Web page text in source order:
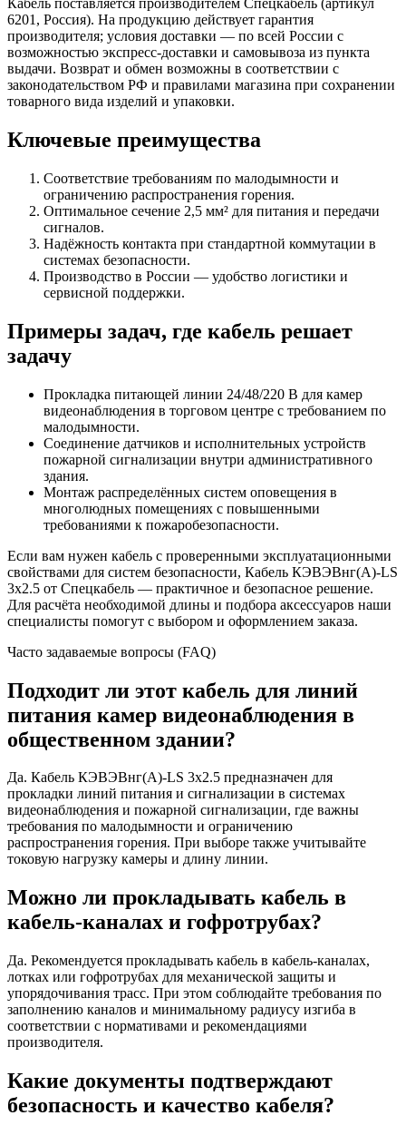
Кабель поставляется производителем Спецкабель (артикул
6201, Россия). На продукцию действует гарантия
производителя; условия доставки — по всей России с
возможностью экспресс-доставки и самовывоза из пункта
выдачи. Возврат и обмен возможны в соответствии с
законодательством РФ и правилами магазина при сохранении
товарного вида изделий и упаковки.
Ключевые преимущества
Соответствие требованиям по малодымности и
ограничению распространения горения.
Оптимальное сечение 2,5 мм² для питания и передачи
сигналов.
Надёжность контакта при стандартной коммутации в
системах безопасности.
Производство в России — удобство логистики и
сервисной поддержки.
Примеры задач, где кабель решает
задачу
Прокладка питающей линии 24/48/220 В для камер
видеонаблюдения в торговом центре с требованием по
малодымности.
Соединение датчиков и исполнительных устройств
пожарной сигнализации внутри административного
здания.
Монтаж распределённых систем оповещения в
многолюдных помещениях с повышенными
требованиями к пожаробезопасности.
Если вам нужен кабель с проверенными эксплуатационными
свойствами для систем безопасности, Кабель КЭВЭВнг(А)-LS
3х2.5 от Спецкабель — практичное и безопасное решение.
Для расчёта необходимой длины и подбора аксессуаров наши
специалисты помогут с выбором и оформлением заказа.
Часто задаваемые вопросы (FAQ)
Подходит ли этот кабель для линий
питания камер видеонаблюдения в
общественном здании?
Да. Кабель КЭВЭВнг(А)-LS 3х2.5 предназначен для
прокладки линий питания и сигнализации в системах
видеонаблюдения и пожарной сигнализации, где важны
требования по малодымности и ограничению
распространения горения. При выборе также учитывайте
токовую нагрузку камеры и длину линии.
Можно ли прокладывать кабель в
кабель-каналах и гофротрубах?
Да. Рекомендуется прокладывать кабель в кабель-каналах,
лотках или гофротрубах для механической защиты и
упорядочивания трасс. При этом соблюдайте требования по
заполнению каналов и минимальному радиусу изгиба в
соответствии с нормативами и рекомендациями
производителя.
Какие документы подтверждают
безопасность и качество кабеля?